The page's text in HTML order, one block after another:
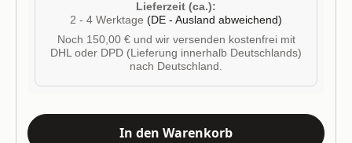
Lieferzeit (ca.):
2 - 4 Werktage (DE - Ausland abweichend)
Noch 150,00 € und wir versenden kostenfrei mit
DHL oder DPD (Lieferung innerhalb Deutschlands)
nach Deutschland.
In den Warenkorb